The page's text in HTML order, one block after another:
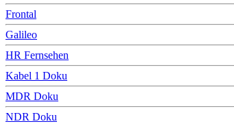
Frontal
Galileo
HR Fernsehen
Kabel 1 Doku
MDR Doku
NDR Doku